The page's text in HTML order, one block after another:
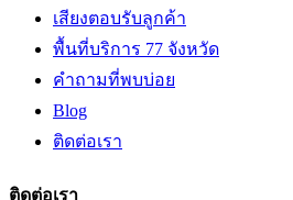
เสียงตอบรับลูกค้า
พื้นที่บริการ 77 จังหวัด
คำถามที่พบบ่อย
Blog
ติดต่อเรา
ติดต่อเรา